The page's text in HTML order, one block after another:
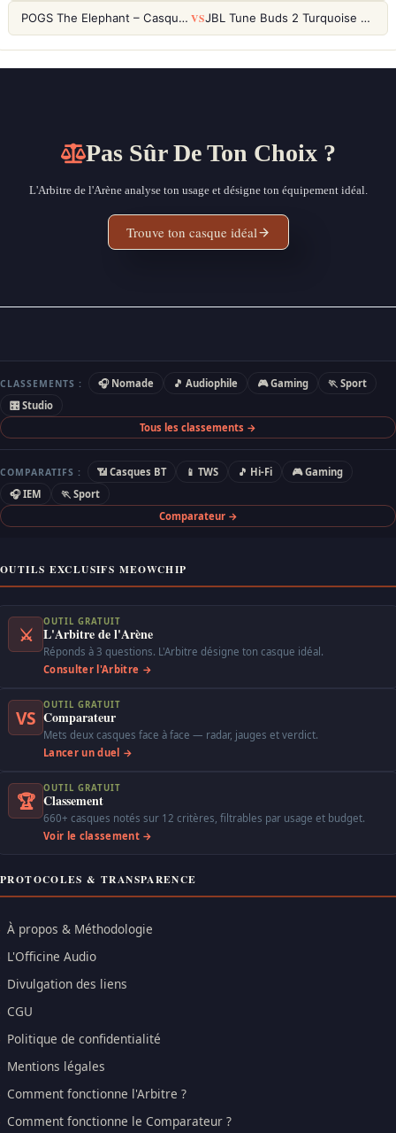
POGS The Elephant – Casque Filaire Enfants 85dB POGS-Safe™ (Éco-Responsable) VS JBL Tune Buds 2 Turquoise – Écouteurs True Wireless avec ANC et autonomie 48h
Pas Sûr De Ton Choix ?
L'Arbitre de l'Arène analyse ton usage et désigne ton équipement idéal.
Trouve ton casque idéal
CLASSEMENTS : 🎧 Nomade 🎵 Audiophile 🎮 Gaming
🏃 Sport
🎛 Studio
Tous les classements →
COMPARATIFS : 📶 Casques BT 📱 TWS 🎵 Hi-Fi
🎮 Gaming
🎧 IEM
🏃 Sport
Comparateur →
OUTILS EXCLUSIFS MEOWCHIP
⚔
OUTIL GRATUIT
L'Arbitre de l'Arène
Réponds à 3 questions. L'Arbitre désigne ton casque idéal.
Consulter l'Arbitre →
VS
OUTIL GRATUIT
Comparateur
Mets deux casques face à face — radar, jauges et verdict.
Lancer un duel →
🏆
OUTIL GRATUIT
Classement
660+ casques notés sur 12 critères, filtrables par usage et budget.
Voir le classement →
PROTOCOLES & TRANSPARENCE
À propos & Méthodologie
L'Officine Audio
Divulgation des liens
CGU
Politique de confidentialité
Mentions légales
Comment fonctionne l'Arbitre ?
Comment fonctionne le Comparateur ?